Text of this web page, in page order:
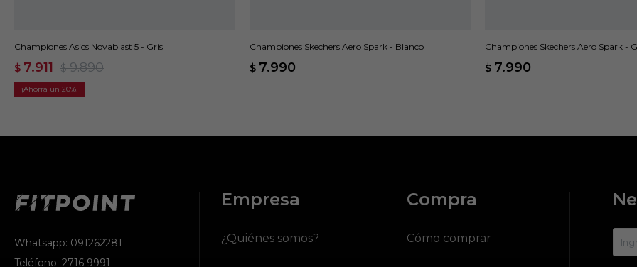
Championes Asics Novablast 5 - Gris
$ 7.911 $ 9.890
20
Championes Skechers Aero Spark - Blanco
$ 7.990
Championes Skechers Aero Spark -
$ 7.990
Whatsapp: 091262281
Teléfono: 2716 9991
Empresa
¿Quiénes somos?
Compra
Cómo comprar